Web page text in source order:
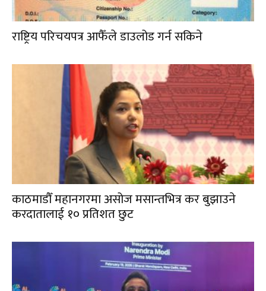
राष्ट्रिय परिचयपत्र आफैँले डाउलोड गर्न सकिने
काठमाडौँ महानगरमा असोज मसान्तभित्र कर बुझाउने
करदातालाई १० प्रतिशत छुट